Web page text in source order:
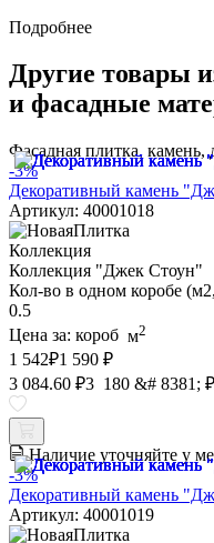
Подробнее
Другие товары
и фасадные
Фасадная плитка, камень,
-3%
Декоративный камень
Артикул: 40001018
Коллекция
Коллекция "Джек Стоун"
Кол-во в одном коробе
0.5
Цена за: короб м2
1 542₽1 590 ₽
3 084.60 ₽3 180 &# 8381; ₽
Наличие уточняйте у
-3%
Декоративный камень
Артикул: 40001019